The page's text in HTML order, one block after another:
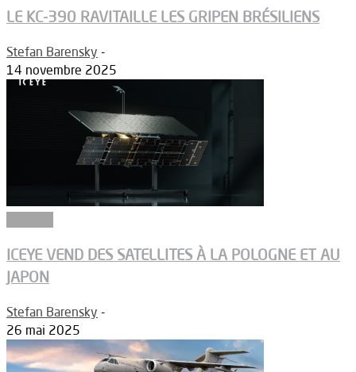
LE KC-390 RAVITAILLE LES GRIPEN BRÉSILIENS
Stefan Barensky -
14 novembre 2025
ICEYE VEND DES SATELLITES À LA POLOGNE ET AU
JAPON
Stefan Barensky -
26 mai 2025